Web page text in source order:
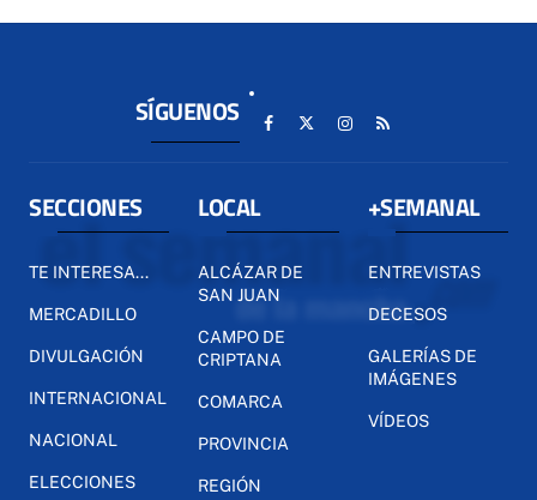
SÍGUENOS
SECCIONES
TE INTERESA...
MERCADILLO
DIVULGACIÓN
INTERNACIONAL
NACIONAL
ELECCIONES
LOCAL
ALCÁZAR DE
SAN JUAN
CAMPO DE
CRIPTANA
COMARCA
PROVINCIA
REGIÓN
+SEMANAL
ENTREVISTAS
DECESOS
GALERÍAS DE
IMÁGENES
VÍDEOS